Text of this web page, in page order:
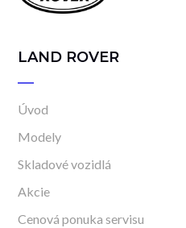
LAND ROVER
Úvod
Modely
Skladové vozidlá
Akcie
Cenová ponuka servisu